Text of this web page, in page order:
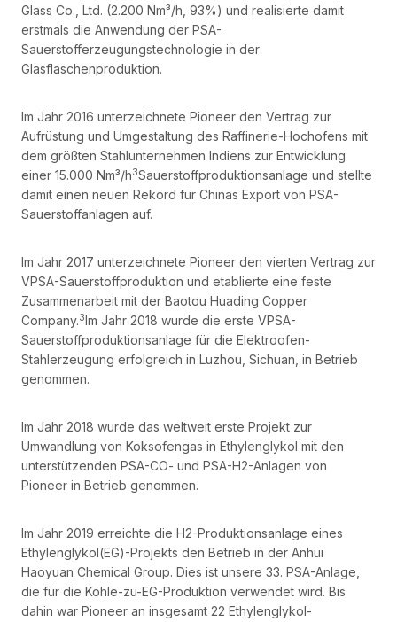
Glass Co., Ltd. (2.200 Nm³/h, 93%) und realisierte damit
erstmals die Anwendung der PSA-
Sauerstofferzeugungstechnologie in der
Glasflaschenproduktion.
Im Jahr 2016 unterzeichnete Pioneer den Vertrag zur
Aufrüstung und Umgestaltung des Raffinerie-Hochofens mit
dem größten Stahlunternehmen Indiens zur Entwicklung
einer 15.000 Nm³/h3Sauerstoffproduktionsanlage und stellte
damit einen neuen Rekord für Chinas Export von PSA-
Sauerstoffanlagen auf.
Im Jahr 2017 unterzeichnete Pioneer den vierten Vertrag zur
VPSA-Sauerstoffproduktion und etablierte eine feste
Zusammenarbeit mit der Baotou Huading Copper
Company.3Im Jahr 2018 wurde die erste VPSA-
Sauerstoffproduktionsanlage für die Elektroofen-
Stahlerzeugung erfolgreich in Luzhou, Sichuan, in Betrieb
genommen.
Im Jahr 2018 wurde das weltweit erste Projekt zur
Umwandlung von Koksofengas in Ethylenglykol mit den
unterstützenden PSA-CO- und PSA-H2-Anlagen von
Pioneer in Betrieb genommen.
Im Jahr 2019 erreichte die H2-Produktionsanlage eines
Ethylenglykol(EG)-Projekts den Betrieb in der Anhui
Haoyuan Chemical Group. Dies ist unsere 33. PSA-Anlage,
die für die Kohle-zu-EG-Produktion verwendet wird. Bis
dahin war Pioneer an insgesamt 22 Ethylenglykol-